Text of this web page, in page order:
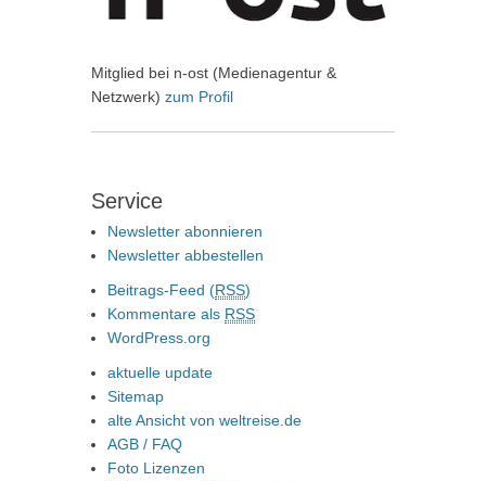
Mitglied bei n-ost (Medienagentur &
Netzwerk) zum Profil
Service
Newsletter abonnieren
Newsletter abbestellen
Beitrags-Feed (RSS)
Kommentare als RSS
WordPress.org
aktuelle update
Sitemap
alte Ansicht von weltreise.de
AGB / FAQ
Foto Lizenzen